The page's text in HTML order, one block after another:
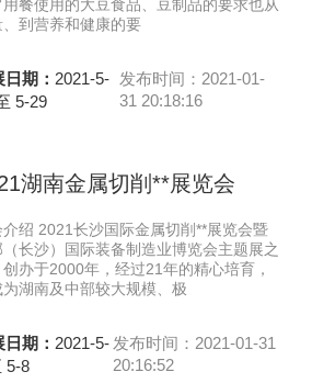
用餐使用的大豆食品、豆制品的要求也从
、到营养和健康的要
期： 2021-5-
5-29
发布时间：2021-01-
31 20:18:16
湖南金属切削**展览会
介绍 2021长沙国际金属切削**展览会暨
长沙）国际装备制造业博览会主题展之
办于2000年，经过21年的精心培育，
为湖南及中部较大规模、极
期： 2021-5-
5-8
发布时间：2021-01-31
20:16:52